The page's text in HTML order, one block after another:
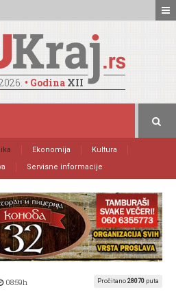
• Godina XII
Ekonomija
Kultura
Servisne informacije
08:59h Pročitano 28070 puta